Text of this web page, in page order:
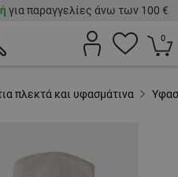
για παραγγελίες άνω των 100 €
0
πλεκτά και υφασμάτινα